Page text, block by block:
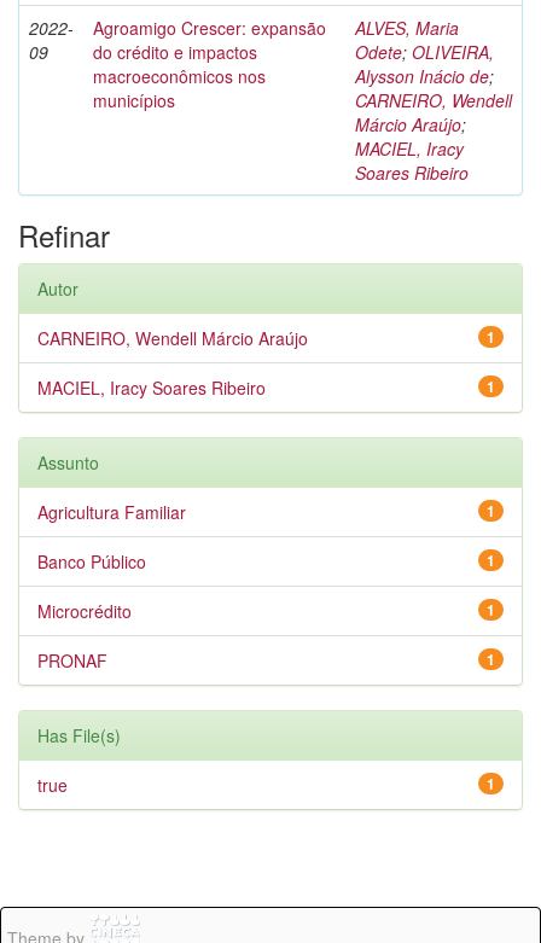
2022-
09
Agroamigo Crescer: expansão
do crédito e impactos
macroeconômicos nos
municípios
ALVES, Maria
Odete; OLIVEIRA,
Alysson Inácio de;
CARNEIRO, Wendell
Márcio Araújo;
MACIEL, Iracy
Soares Ribeiro
Refinar
Autor
1
CARNEIRO, Wendell Márcio Araújo
1
MACIEL, Iracy Soares Ribeiro
Assunto
1
Agricultura Familiar
1
Banco Público
1
Microcrédito
1
PRONAF
Has File(s)
1
true